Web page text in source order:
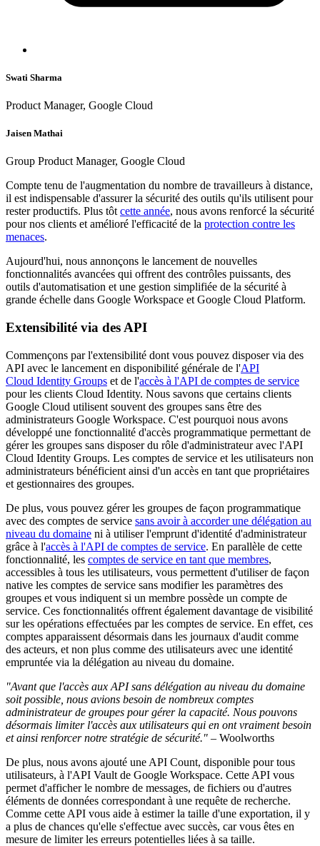
Swati Sharma
Product Manager, Google Cloud
Jaisen Mathai
Group Product Manager, Google Cloud
Compte tenu de l'augmentation du nombre de travailleurs à distance,
il est indispensable d'assurer la sécurité des outils qu'ils utilisent pour
rester productifs. Plus tôt cette année, nous avons renforcé la sécurité
pour nos clients et amélioré l'efficacité de la protection contre les
menaces.
Aujourd'hui, nous annonçons le lancement de nouvelles
fonctionnalités avancées qui offrent des contrôles puissants, des
outils d'automatisation et une gestion simplifiée de la sécurité à
grande échelle dans Google Workspace et Google Cloud Platform.
Extensibilité via des API
Commençons par l'extensibilité dont vous pouvez disposer via des
API avec le lancement en disponibilité générale de l'API
Cloud Identity Groups et de l'accès à l'API de comptes de service
pour les clients Cloud Identity. Nous savons que certains clients
Google Cloud utilisent souvent des groupes sans être des
administrateurs Google Workspace. C'est pourquoi nous avons
développé une fonctionnalité d'accès programmatique permettant de
gérer les groupes sans disposer du rôle d'administrateur avec l'API
Cloud Identity Groups. Les comptes de service et les utilisateurs non
administrateurs bénéficient ainsi d'un accès en tant que propriétaires
et gestionnaires des groupes.
De plus, vous pouvez gérer les groupes de façon programmatique
avec des comptes de service sans avoir à accorder une délégation au
niveau du domaine ni à utiliser l'emprunt d'identité d'administrateur
grâce à l'accès à l'API de comptes de service. En parallèle de cette
fonctionnalité, les comptes de service en tant que membres,
accessibles à tous les utilisateurs, vous permettent d'utiliser de façon
native les comptes de service sans modifier les paramètres des
groupes et vous indiquent si un membre possède un compte de
service. Ces fonctionnalités offrent également davantage de visibilité
sur les opérations effectuées par les comptes de service. En effet, ces
comptes apparaissent désormais dans les journaux d'audit comme
des acteurs, et non plus comme des utilisateurs avec une identité
empruntée via la délégation au niveau du domaine.
"Avant que l'accès aux API sans délégation au niveau du domaine
soit possible, nous avions besoin de nombreux comptes
administrateur de groupes pour gérer la capacité. Nous pouvons
désormais limiter l'accès aux utilisateurs qui en ont vraiment besoin
et ainsi renforcer notre stratégie de sécurité." – Woolworths
De plus, nous avons ajouté une API Count, disponible pour tous
utilisateurs, à l'API Vault de Google Workspace. Cette API vous
permet d'afficher le nombre de messages, de fichiers ou d'autres
éléments de données correspondant à une requête de recherche.
Comme cette API vous aide à estimer la taille d'une exportation, il y
a plus de chances qu'elle s'effectue avec succès, car vous êtes en
mesure de limiter les erreurs potentielles liées à sa taille.